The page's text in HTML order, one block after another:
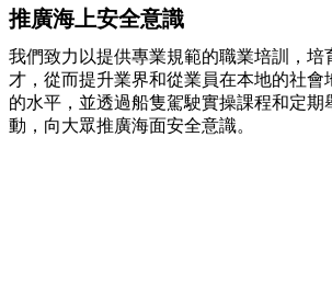
推廣海上安全意識
我們致力以提供專業規範的職業培訓，培
才，從而提升業界和從業員在本地的社會
的水平，並透過船隻駕駛實操課程和定期
動，向大眾推廣海面安全意識。